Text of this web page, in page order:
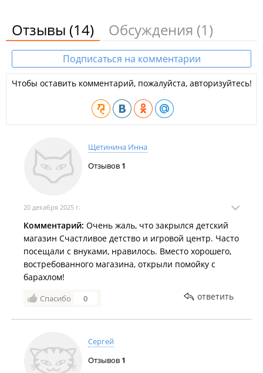
Магазин техники "
DNS".
Магазины ювелирных украшений, часов и аксессуаров:
Магазин аксессуаров "
Tesoro
Аптеки и оптики, магазины медицинских товаров:
Новая аптека";
Салон оптики "
Магазины косметики и хозяйственно-бытовых товаров:
Магазин парфюмерии
Магазин косметики "Такие девочки";
Магазин косметики "Тайская Лавка".
​Магазины товаров для дома:
Магазин товаров для дома "
Зеленый остров".
Магазины цветов, праздничных товаров:
Цветочный магазин "
Точки общественного питания:
Отзывы (14) Обсуждения (1)
Подписаться на комментарии
Чтобы оставить комментарий, пожалуйста, авторизуйтесь!
Щетинина Инна
Отзывов 1
20 декабря 2025 г.
Комментарий: Очень жаль, что закрылся детский
магазин Счастливое детство и игровой центр. Часто
посещали с внуками, нравилось. Вместо хорошего,
востребованного магазина, открыли помойку с
барахлом!
Спасибо 0 ответить
Сергей
Отзывов 1